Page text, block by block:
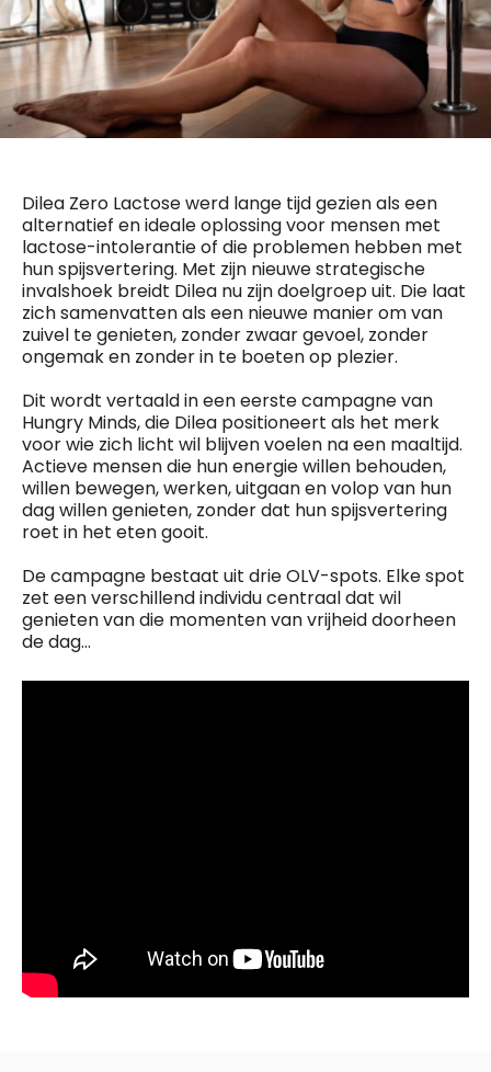
Dilea Zero Lactose werd lange tijd gezien als een
alternatief en ideale oplossing voor mensen met
lactose-intolerantie of die problemen hebben met
hun spijsvertering. Met zijn nieuwe strategische
invalshoek breidt Dilea nu zijn doelgroep uit. Die laat
zich samenvatten als een nieuwe manier om van
zuivel te genieten, zonder zwaar gevoel, zonder
ongemak en zonder in te boeten op plezier.
Dit wordt vertaald in een eerste campagne van
Hungry Minds, die Dilea positioneert als het merk
voor wie zich licht wil blijven voelen na een maaltijd.
Actieve mensen die hun energie willen behouden,
willen bewegen, werken, uitgaan en volop van hun
dag willen genieten, zonder dat hun spijsvertering
roet in het eten gooit.
De campagne bestaat uit drie OLV-spots. Elke spot
zet een verschillend individu centraal dat wil
genieten van die momenten van vrijheid doorheen
de dag…
Fred Bouchar
0498 88 64 89
f.bouchar@mm.be
Chief Editor
Griet Byl
Chief Editor
Damien Lemaire
0477 37 31 65
d.lemaire@mm.be
BEVESTIGEN
Daily
Freemium
access
1 x week
MM Tech
10 x year
MM Best of
Research
10 x year
MM Blue
4 x year
MM Magazine
(digital)
Vragen ?